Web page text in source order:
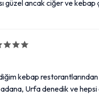
güzel ancak ciğer ve
kebap
Urfa denedik ve